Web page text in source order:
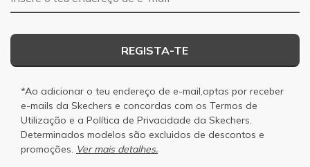
REGISTA-TE
*Ao adicionar o teu endereço de e-mail,optas por receber
e-mails da Skechers e concordas com os Termos de
Utilização e a Política de Privacidade da Skechers.
Determinados modelos são excluidos de descontos e
promoções. Ver mais detalhes.